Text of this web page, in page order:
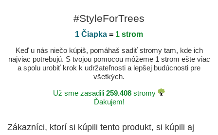
#StyleForTrees
1 Čiapka = 1 strom
Keď u nás niečo kúpiš, pomáhaš sadiť stromy tam, kde ich
najviac potrebujú. S tvojou pomocou môžeme 1 strom ešte viac
a spolu urobiť krok k udržateľnosti a lepšej budúcnosti pre
všetkých.
Už sme zasadili 259.408 stromy
Ďakujem!
Zákazníci, ktorí si kúpili tento produkt, si kúpili aj